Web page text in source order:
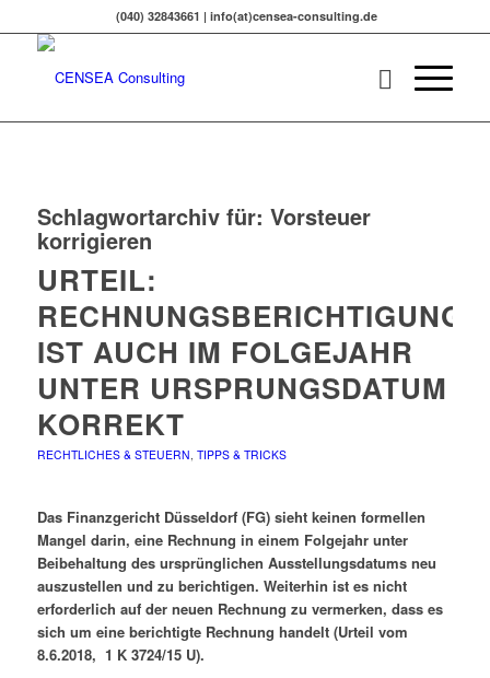
(040) 32843661 | info(at)censea-consulting.de
Schlagwortarchiv für: Vorsteuer
korrigieren
URTEIL:
RECHNUNGSBERICHTIGUNG
IST AUCH IM FOLGEJAHR
UNTER URSPRUNGSDATUM
KORREKT
RECHTLICHES & STEUERN, TIPPS & TRICKS
Das Finanzgericht Düsseldorf (FG) sieht keinen formellen
Mangel darin, eine Rechnung in einem Folgejahr unter
Beibehaltung des ursprünglichen Ausstellungsdatums neu
auszustellen und zu berichtigen. Weiterhin ist es nicht
erforderlich auf der neuen Rechnung zu vermerken, dass es
sich um eine berichtigte Rechnung handelt (Urteil vom
8.6.2018, 1 K 3724/15 U).